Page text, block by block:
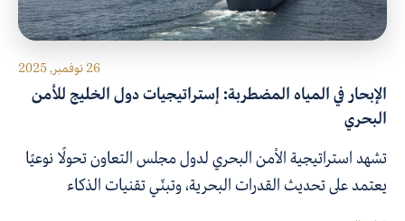
26 نوفمبر, 2025
الإبحار في المياه المضطربة: إستراتيجيات دول الخليج للأمن
البحري
تشهد استراتيجية الأمن البحري لدول مجلس التعاون تحولًا نوعيًا
يعتمد على تحديث القدرات البحرية، وتبنّي تقنيات الذكاء